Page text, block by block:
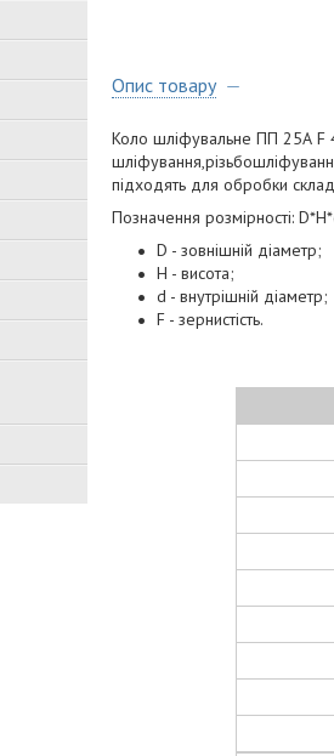
Опис товару
Коло шліфувальне ПП 25А F
підходять для обробки
Позначення розмірності:
D - зовнішній діаметр;
H - висота;
d - внутрішній діаметр;
F - зернистість.